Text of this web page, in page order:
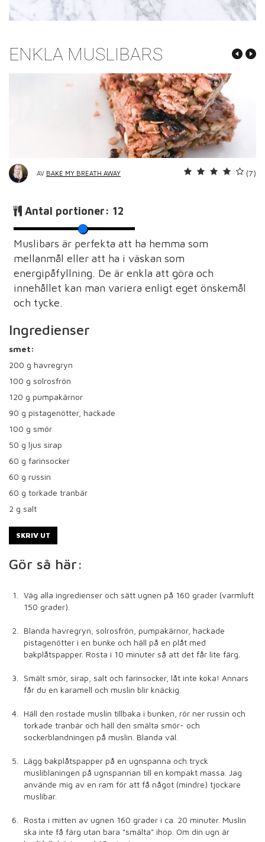
ENKLA MUSLIBARS
AV BAKE MY BREATH AWAY (7)
Antal portioner: 12
Muslibars är perfekta att ha hemma som
mellanmål eller att ha i väskan som
energipåfyllning. De är enkla att göra och
innehållet kan man variera enligt eget önskemål
och tycke.
Ingredienser
smet:
200 g havregryn
100 g solrosfrön
120 g pumpakärnor
90 g pistagenötter, hackade
100 g smör
50 g ljus sirap
60 g farinsocker
60 g russin
60 g torkade tranbär
2 g salt
SKRIV UT
Gör så här:
Väg alla ingredienser och sätt ugnen på 160 grader (varmluft
150 grader).
Blanda havregryn, solrosfrön, pumpakärnor, hackade
pistagenötter i en bunke och häll på en plåt med
bakplåtspapper. Rosta i 10 minuter så att det får lite färg.
Smält smör, sirap, salt och farinsocker, låt inte koka! Annars
får du en karamell och muslin blir knäckig.
Häll den rostade muslin tillbaka i bunken, rör ner russin och
torkade tranbär och häll den smälta smör- och
sockerblandningen på muslin. Blanda väl.
Lägg bakplåtspapper på en ugnspanna och tryck
musliblaningen på ugnspannan till en kompakt massa. Jag
använde mig av en ram för att få något (mindre) tjockare
muslibar.
Rosta i mitten av ugnen 160 grader i ca. 20 minuter. Muslin
ska inte få färg utan bara "smälta" ihop. Om din ugn är